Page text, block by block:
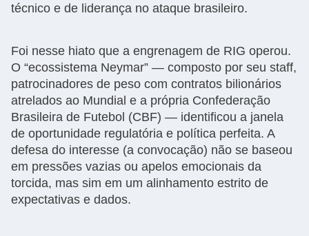
técnico e de liderança no ataque brasileiro.
Foi nesse hiato que a engrenagem de RIG operou.
O “ecossistema Neymar” — composto por seu staff,
patrocinadores de peso com contratos bilionários
atrelados ao Mundial e a própria Confederação
Brasileira de Futebol (CBF) — identificou a janela
de oportunidade regulatória e política perfeita. A
defesa do interesse (a convocação) não se baseou
em pressões vazias ou apelos emocionais da
torcida, mas sim em um alinhamento estrito de
expectativas e dados.